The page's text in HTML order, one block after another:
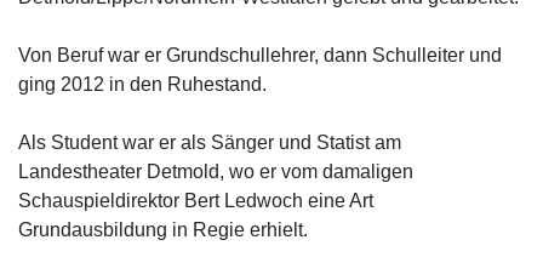
Von Beruf war er Grundschullehrer, dann Schulleiter und
ging 2012 in den Ruhestand.
Als Student war er als Sänger und Statist am
Landestheater Detmold, wo er vom damaligen
Schauspieldirektor Bert Ledwoch eine Art
Grundausbildung in Regie erhielt.